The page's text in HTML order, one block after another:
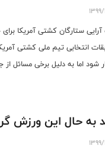
ستارگان کشتی آمریکا
انتخابی تیم ملی کشتی
شود اما به دلیل برخی مسائل
به حال این ورزش